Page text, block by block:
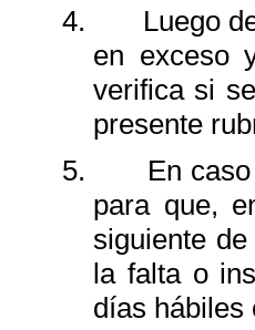
4.
Luego
en exceso
verifica si
presente
5.
En
para que,
siguiente
la falta o
días hábiles